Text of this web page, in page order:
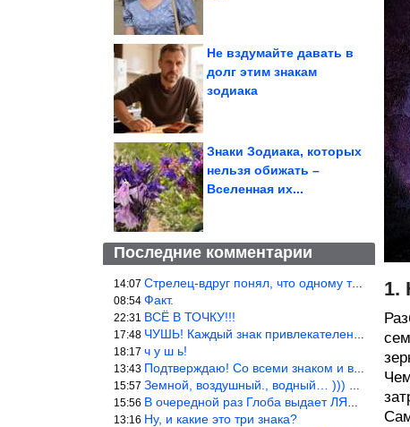
Не вздумайте давать в
долг этим знакам
зодиака
Знаки Зодиака, которых
нельзя обижать –
Вселенная их...
Последние комментарии
14:07 Стрелец-вдруг понял, что одному то и жить легче.
08:54 Факт.
22:31 ВСЁ В ТОЧКУ!!!
17:48 ЧУШЬ! Каждый знак привлекателен! И среди Весов, Близнецов встреч
18:17 ч у ш ь!
13:43 Подтверждаю! Со всеми знаком и все одиноки и Я )))
15:57 Земной, воздушный., водный… ))) выбери сам трех из 9 )))
15:56 В очередной раз Глоба выдает ЛЯП! А корректоры, редакторы пропус
13:16 Ну, и какие это три знака?
1.